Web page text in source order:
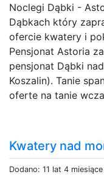
Noclegi Dąbki -
Dąbkach który
ofercie kwatery i
Pensjonat Astoria
pensjonat Dąbki
Koszalin). Tanie
oferte na tanie
Kwatery nad
Dodano: 11 lat 4